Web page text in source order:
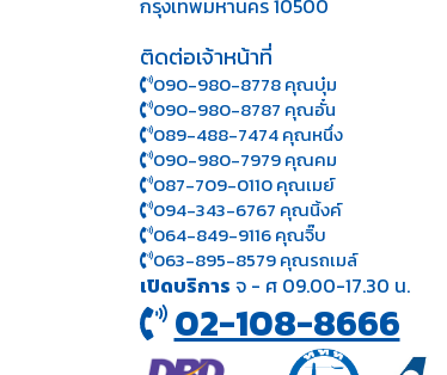
กรุงเทพมหานคร 10500
ติดต่อเจ้าหน้าที่
090-980-8778 คุณบุ๋ม
090-980-8787 คุณอั๋น
089-488-7474 คุณหนึ่ง
090-980-7979 คุณคม
087-709-0110 คุณเมย์
094-343-6767 คุณนิ้งค์
064-849-9116 คุณจิ๊บ
063-895-8 579คุณรถเมล์
เปิดบริการ จ - ศ 09.00-17.30 น.
02-108-8666